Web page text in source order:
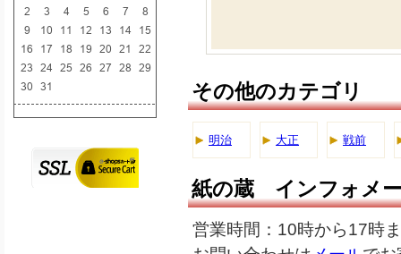
その他のカテゴリ
明治 大正 戦前
紙の蔵 インフォメ
営業時間：10時から17時